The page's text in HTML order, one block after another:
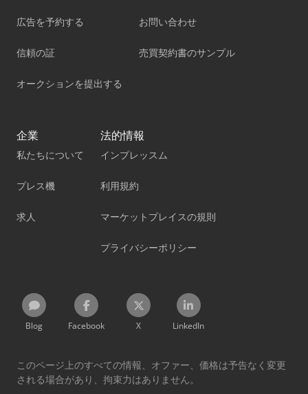
広告を予約する
信頼の証
オークションを提出する
お問い合わせ
売買契約書のサンプル
企業
私たちについて
プレス機
求人
法的情報
インプレッスム
利用規約
マーケットプレイスの規則
プライバシーポリシー
Blog Facebook X LinkedIn
このページ上のすべての情報、オファー、価格は予告なく変更
される場合があり、拘束力はありません。